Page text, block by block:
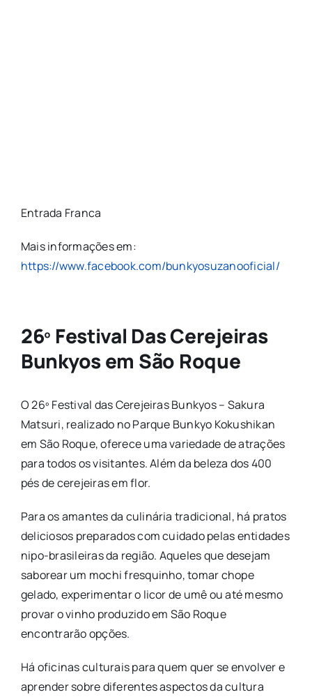
Entrada Franca
Mais informações em:
https://www.facebook.com/bunkyosuzanooficial/
26º Festival Das Cerejeiras
Bunkyos em São Roque
O 26º Festival das Cerejeiras Bunkyos – Sakura
Matsuri, realizado no Parque Bunkyo Kokushikan
em São Roque, oferece uma variedade de atrações
para todos os visitantes. Além da beleza dos 400
pés de cerejeiras em flor.
Para os amantes da culinária tradicional, há pratos
deliciosos preparados com cuidado pelas entidades
nipo-brasileiras da região. Aqueles que desejam
saborear um mochi fresquinho, tomar chope
gelado, experimentar o licor de umê ou até mesmo
provar o vinho produzido em São Roque
encontrarão opções.
Há oficinas culturais para quem quer se envolver e
aprender sobre diferentes aspectos da cultura